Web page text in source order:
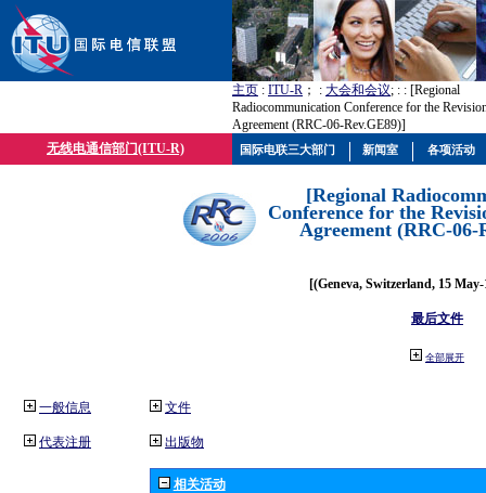
主页 : ITU-R ； : 大会和会议; : : [Regional
Radiocommunication Conference for the
Agreement (RRC-06-Rev.GE89)]
无线电通信部门(ITU-R)
[Regional
Conference for the
Agreement (RRC-06-
[(Geneva, Switzerland, 15
最后文件
全部展开
一般信息
代表注册
文件
出版物
相关活动
国际电联三大部门 新闻室 各项活动